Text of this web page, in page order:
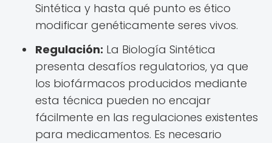
Sintética y hasta qué punto es ético
modificar genéticamente seres vivos.
Regulación: La Biología Sintética
presenta desafíos regulatorios, ya que
los biofármacos producidos mediante
esta técnica pueden no encajar
fácilmente en las regulaciones existentes
para medicamentos. Es necesario